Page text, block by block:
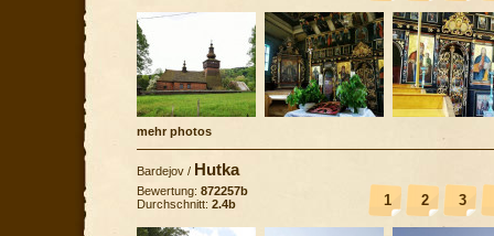
mehr photos
Bardejov / Hutka
1 2 3
Bewertung: 872257b
Durchschnitt: 2.4b